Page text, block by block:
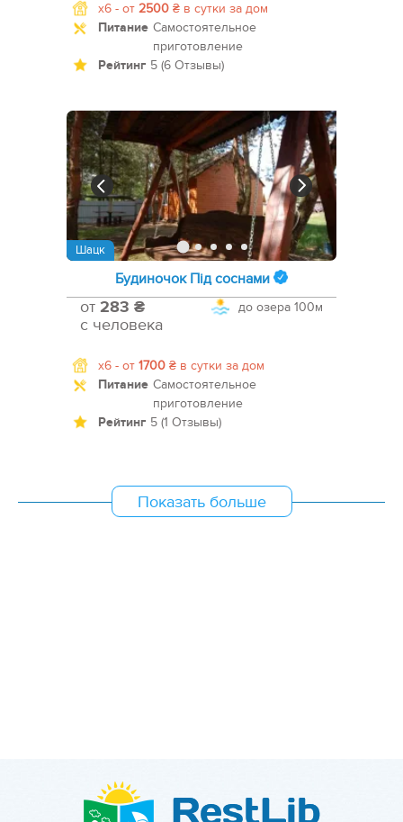
x6 - от 2500 ₴ в сутки за дом
Питание Самостоятельное
приготовление
Рейтинг 5 (6 Отзывы)
Шацк
Будиночок Під соснами
до озера 100м
от 283 ₴
с человека
x6 - от 1700 ₴ в сутки за дом
Питание Самостоятельное
приготовление
Рейтинг 5 (1 Отзывы)
Показать больше